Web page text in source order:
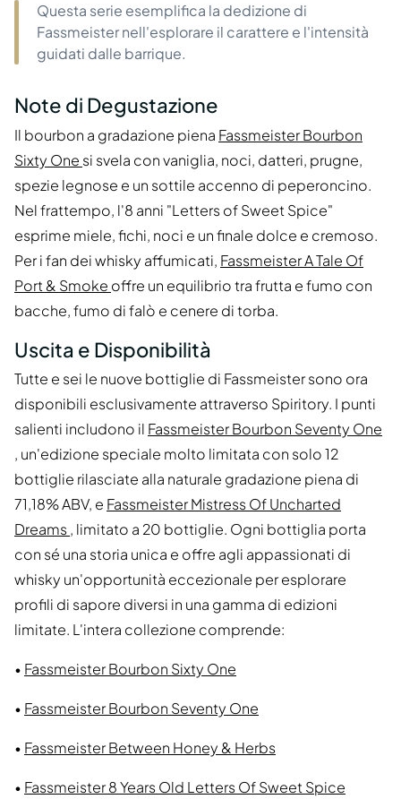
Questa serie esemplifica la dedizione di
Fassmeister nell'esplorare il carattere e l'intensità
guidati dalle barrique.
Note di Degustazione
Il bourbon a gradazione piena Fassmeister Bourbon
Sixty One si svela con vaniglia, noci, datteri, prugne,
spezie legnose e un sottile accenno di peperoncino.
Nel frattempo, l'8 anni "Letters of Sweet Spice"
esprime miele, fichi, noci e un finale dolce e cremoso.
Per i fan dei whisky affumicati, Fassmeister A Tale Of
Port & Smoke offre un equilibrio tra frutta e fumo con
bacche, fumo di falò e cenere di torba.
Uscita e Disponibilità
Tutte e sei le nuove bottiglie di Fassmeister sono ora
disponibili esclusivamente attraverso Spiritory. I punti
salienti includono il Fassmeister Bourbon Seventy One
, un'edizione speciale molto limitata con solo 12
bottiglie rilasciate alla naturale gradazione piena di
71,18% ABV, e Fassmeister Mistress Of Uncharted
Dreams, limitato a 20 bottiglie. Ogni bottiglia porta
con sé una storia unica e offre agli appassionati di
whisky un'opportunità eccezionale per esplorare
profili di sapore diversi in una gamma di edizioni
limitate. L'intera collezione comprende:
• Fassmeister Bourbon Sixty One
• Fassmeister Bourbon Seventy One
• Fassmeister Between Honey & Herbs
• Fassmeister 8 Years Old Letters Of Sweet Spice